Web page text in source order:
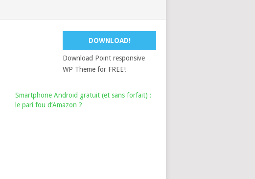
DOWNLOAD!
Download Point responsive
WP Theme for FREE!
Smartphone Android gratuit (et sans forfait) :
le pari fou d’Amazon ?